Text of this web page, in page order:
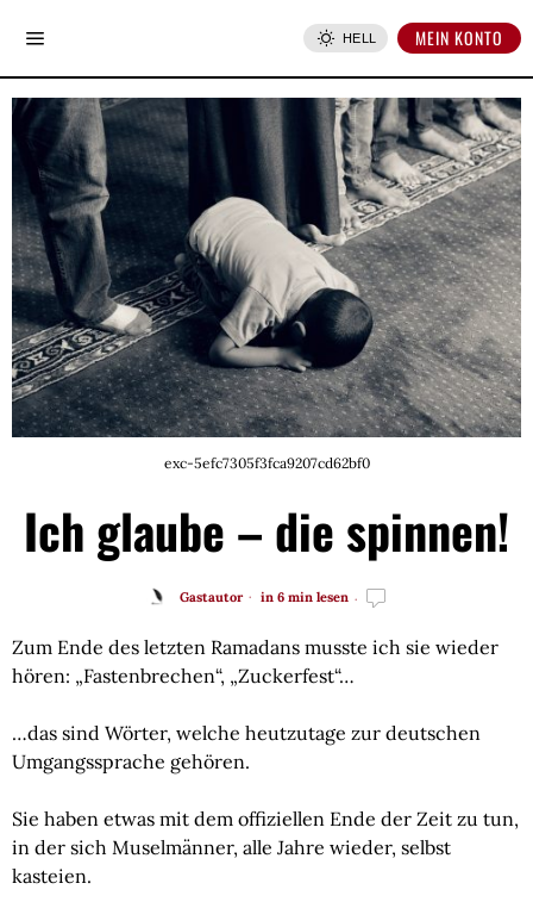
HELL MEIN KONTO
exc-5efc7305f3fca9207cd62bf0
Ich glaube – die spinnen!
Gastautor in 6 min lesen
Zum Ende des letzten Ramadans musste ich sie wieder
hören: „Fastenbrechen“, „Zuckerfest“…
…das sind Wörter, welche heutzutage zur deutschen
Umgangssprache gehören.
Sie haben etwas mit dem offiziellen Ende der Zeit zu tun,
in der sich Muselmänner, alle Jahre wieder, selbst
kasteien.